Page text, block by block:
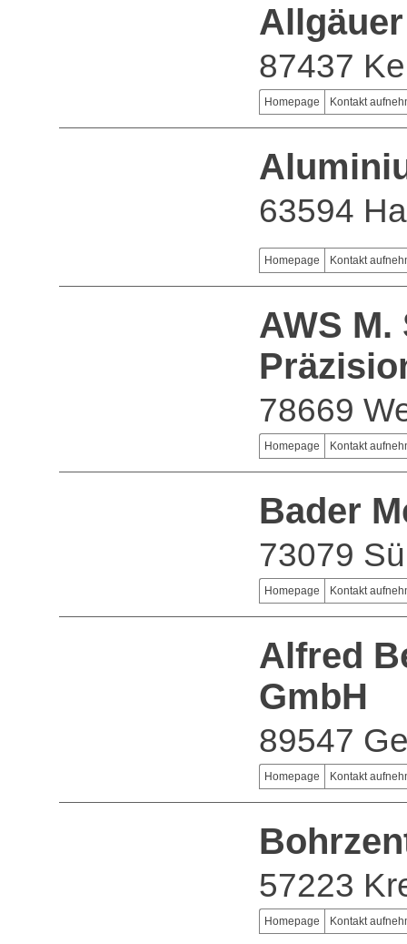
87437
Homepage Kontakt
63594
Homepage Kontakt
AWS M.
78669
Homepage Kontakt
Bader
73079
Homepage Kontakt
Alfred
GmbH
89547
Homepage Kontakt
57223
Homepage Kontakt